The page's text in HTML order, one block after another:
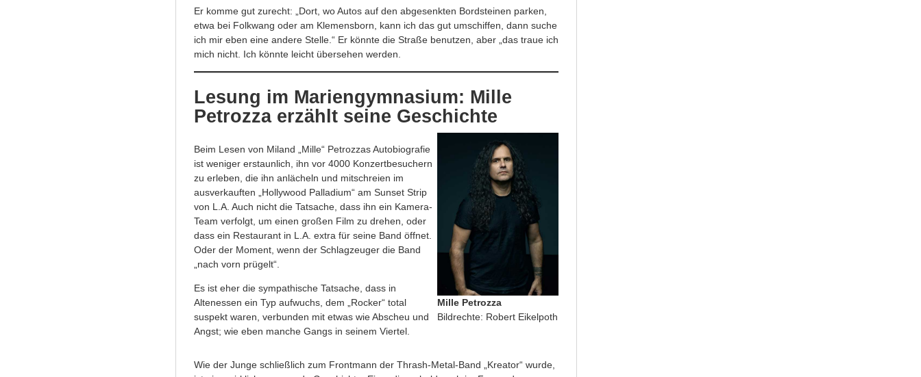
Er komme gut zurecht: „Dort, wo Autos auf den abgesenkten Bordsteinen parken,
etwa bei Folkwang oder am Klemensborn, kann ich das gut umschiffen, dann suche
ich mir eben eine andere Stelle.“ Er könnte die Straße benutzen, aber „das traue ich
mich nicht. Ich könnte leicht übersehen werden.
Lesung im Mariengymnasium: Mille
Petrozza erzählt seine Geschichte
Beim Lesen von Miland „Mille“ Petrozzas Autobiografie
ist weniger erstaunlich, ihn vor 4000 Konzertbesuchern
zu erleben, die ihn anlächeln und mitschreien im
ausverkauften „Hollywood Palladium“ am Sunset Strip
von L.A. Auch nicht die Tatsache, dass ihn ein Kamera-
Team verfolgt, um einen großen Film zu drehen, oder
dass ein Restaurant in L.A. extra für seine Band öffnet.
Oder der Moment, wenn der Schlagzeuger die Band
„nach vorn prügelt“.
Es ist eher die sympathische Tatsache, dass in
Altenessen ein Typ aufwuchs, dem „Rocker“ total
suspekt waren, verbunden mit etwas wie Abscheu und
Angst; wie eben manche Gangs in seinem Viertel.
Mille Petrozza
Bildrechte: Robert Eikelpoth
Wie der Junge schließlich zum Frontmann der Thrash-Metal-Band „Kreator“ wurde,